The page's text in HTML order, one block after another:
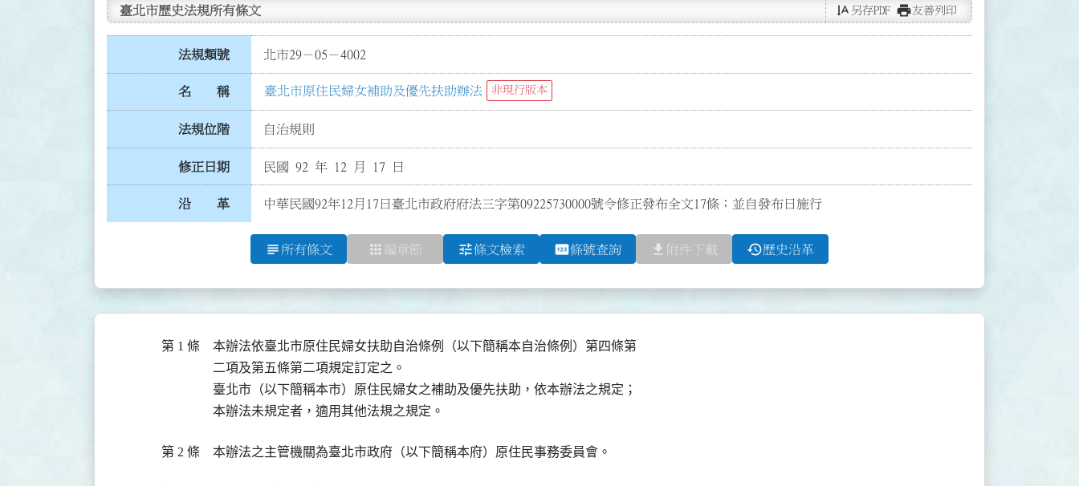
臺北市歷史法規所有條文 text_rotate_vertical 另存PDF print友善列印
法規類號 北市29－05－4002
名 稱 臺北市原住民婦女補助及優先扶助辦法 非現行版本
法規位階 自治規則
修正日期 民國 92 年 12 月 17 日
沿 革 中華民國92年12月17日臺北市政府府法三字第09225730000號令修正發布全文17條；並自發布日施行
subject 所有條文 apps 編章節 tune條文檢索 pin條號查詢 file_download 附件下載 history歷史沿革
第 1 條
本辦法依臺北市原住民婦女扶助自治條例（以下簡稱本自治條例）第四條第
二項及第五條第二項規定訂定之。
臺北市（以下簡稱本市）原住民婦女之補助及優先扶助，依本辦法之規定；
本辦法未規定者，適用其他法規之規定。
第 2 條 本辦法之主管機關為臺北市政府（以下簡稱本府）原住民事務委員會。